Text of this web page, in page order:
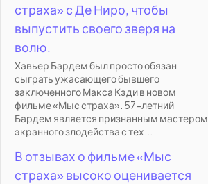
страха» с Де Ниро, чтобы
выпустить своего зверя на
волю.
Хавьер Бардем был просто обязан
сыграть ужасающего бывшего
заключенного Макса Кэди в новом
фильме «Мыс страха». 57-летний
Бардем является признанным мастером
экранного злодейства с тех...
В отзывах о фильме «Мыс
страха» высоко оценивается